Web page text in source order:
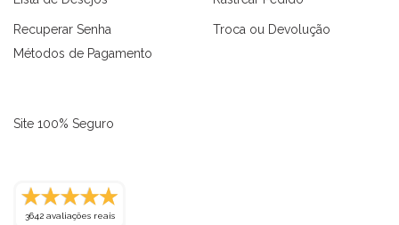
Recuperar Senha
Troca ou Devolução
Métodos de Pagamento
Site 100% Seguro
3642 avaliações reais